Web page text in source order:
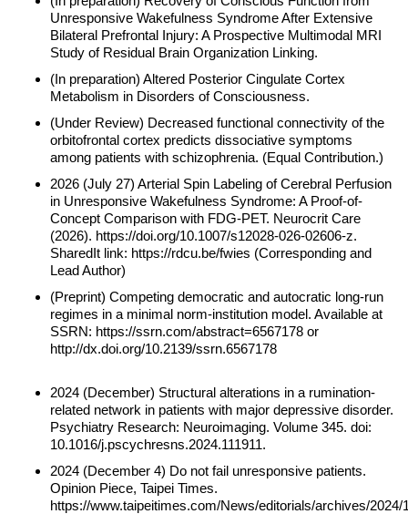
Unresponsive Wakefulness Syndrome After Extensive
Bilateral Prefrontal Injury: A Prospective Multimodal MRI
Study of Residual Brain Organization Linking.
(In preparation) Altered Posterior Cingulate Cortex
Metabolism in Disorders of Consciousness.
(Under Review) Decreased functional connectivity of the
orbitofrontal cortex predicts dissociative symptoms
among patients with schizophrenia. (Equal Contribution.)
2026 (July 27) Arterial Spin Labeling of Cerebral Perfusion
in Unresponsive Wakefulness Syndrome: A Proof-of-
Concept Comparison with FDG-PET. Neurocrit Care
(2026). https://doi.org/10.1007/s12028-026-02606-z.
SharedIt link: https://rdcu.be/fwies (Corresponding and
Lead Author)
(Preprint) Competing democratic and autocratic long-run
regimes in a minimal norm-institution model. Available at
SSRN: https://ssrn.com/abstract=6567178 or
http://dx.doi.org/10.2139/ssrn.6567178
2024 (December) Structural alterations in a rumination-
related network in patients with major depressive disorder.
Psychiatry Research: Neuroimaging. Volume 345. doi:
10.1016/j.pscychresns.2024.111911.
2024 (December 4) Do not fail unresponsive patients.
Opinion Piece, Taipei Times.
https://www.taipeitimes.com/News/editorials/archives/2024/